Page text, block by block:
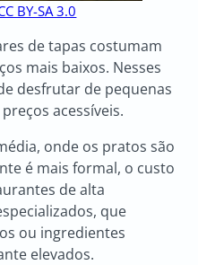
BY-SA 3.0
de tapas costumam
mais baixos. Nesses
desfrutar de pequenas
acessíveis.
onde os pratos são
é mais formal, o custo
de alta
que
ou ingredientes
elevados.